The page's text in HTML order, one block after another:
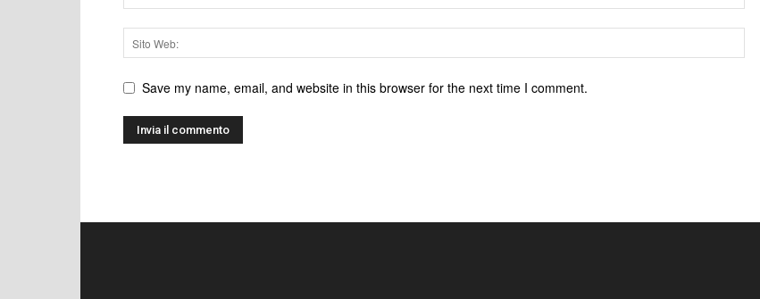
Save my name, email, and website in this browser for the next time I comment.